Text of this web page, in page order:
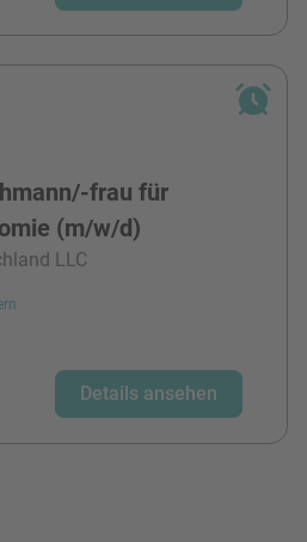
frau für
(m/w/d)
LLC
Details ansehen